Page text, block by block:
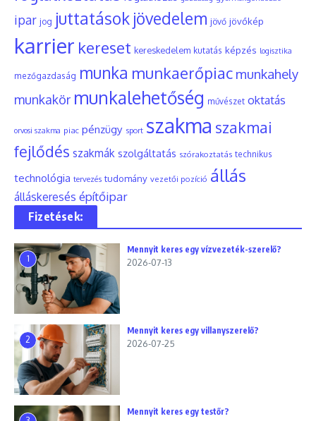
ipar jog juttatások jövedelem jövő jövőkép
karrier kereset kereskedelem kutatás képzés logisztika
mezőgazdaság munka munkaerőpiac munkahely
munkakör munkalehetőség művészet oktatás
orvosi szakma piac pénzügy sport szakma szakmai
fejlődés szakmák szolgáltatás szórakoztatás technikus
technológia tervezés tudomány vezetői pozíció állás
álláskeresés építőipar
Fizetések:
1
Mennyit keres egy vízvezeték-szerelő?
2026-07-13
2
Mennyit keres egy villanyszerelő?
2026-07-25
Mennyit keres egy testőr?